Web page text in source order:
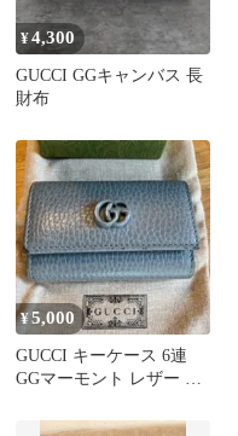
¥4,300
GUCCI GGキャンバス 長
財布
¥5,000
GUCCI キーケース 6連
GGマーモント レザー ブ